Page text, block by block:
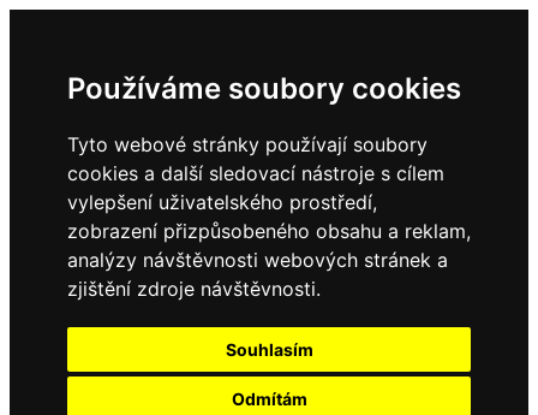
Používáme soubory cookies
Tyto webové stránky používají soubory
cookies a další sledovací nástroje s cílem
vylepšení uživatelského prostředí,
zobrazení přizpůsobeného obsahu a reklam,
analýzy návštěvnosti webových stránek a
zjištění zdroje návštěvnosti.
Souhlasím
Odmítám